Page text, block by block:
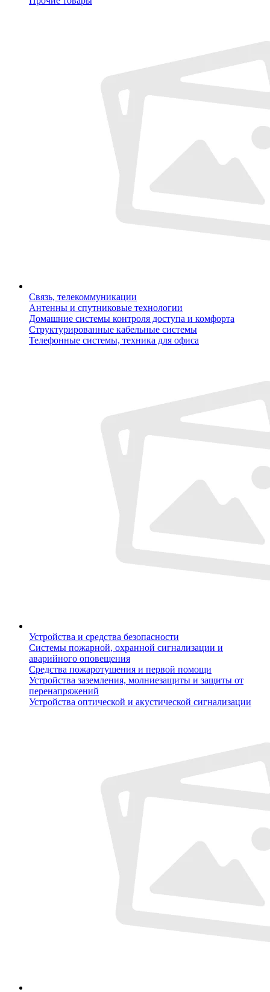
Связь, телекоммуникации
Антенны и спутниковые технологии
Домашние системы контроля доступа и комфорта
Структурированные кабельные системы
Телефонные системы, техника для офиса
Устройства и средства безопасности
Системы пожарной, охранной сигнализации и
аварийного оповещения
Средства пожаротушения и первой помощи
Устройства заземления, молниезащиты и защиты от
перенапряжений
Устройства оптической и акустической сигнализации